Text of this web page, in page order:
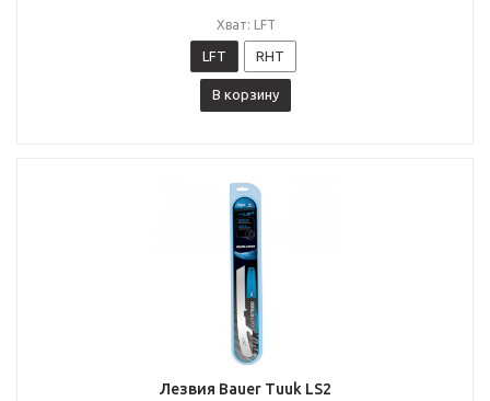
Хват: LFT
LFT RHT
В корзину
Лезвия Bauer Tuuk LS2